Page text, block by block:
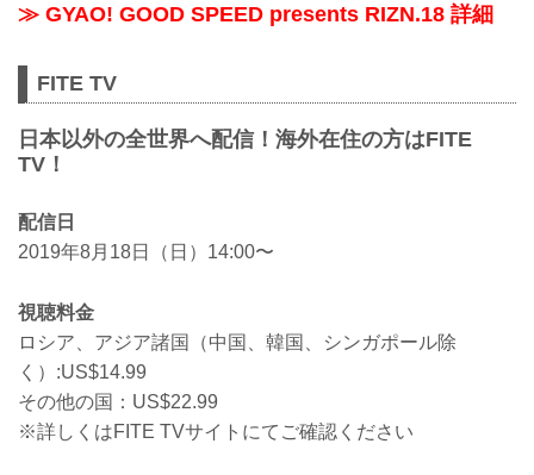
≫ GYAO! GOOD SPEED presents RIZN.18 詳細
FITE TV
日本以外の全世界へ配信！海外在住の方はFITE
TV！
配信日
2019年8月18日（日）14:00〜
視聴料金
ロシア、アジア諸国（中国、韓国、シンガポール除
く）:US$14.99
その他の国：US$22.99
※詳しくはFITE TVサイトにてご確認ください